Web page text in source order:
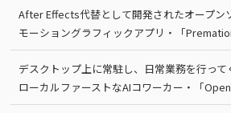
After Effects代替として開発されたオープン
モーショングラフィックアプリ・「
デスクトップ上に常駐し、日常業務を行って
ローカルファーストなAIコワーカー・「